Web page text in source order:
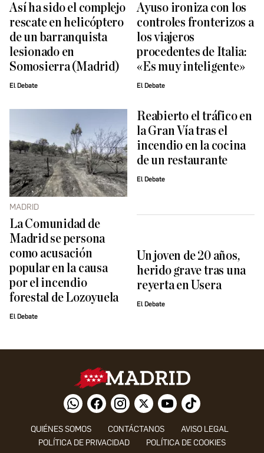
Así ha sido el complejo
rescate en helicóptero
de un barranquista
lesionado en
Somosierra (Madrid)
El Debate
Ayuso ironiza con los
controles fronterizos a
los viajeros
procedentes de Italia:
«Es muy inteligente»
El Debate
MADRID
La Comunidad de
Madrid se persona
como acusación
popular en la causa
por el incendio
forestal de Lozoyuela
El Debate
Reabierto el tráfico en
la Gran Vía tras el
incendio en la cocina
de un restaurante
El Debate
Un joven de 20 años,
herido grave tras una
reyerta en Usera
El Debate
QUIÉNES SOMOS CONTÁCTANOS
AVISO LEGAL
POLÍTICA DE PRIVACIDAD
POLÍTICA DE COOKIES